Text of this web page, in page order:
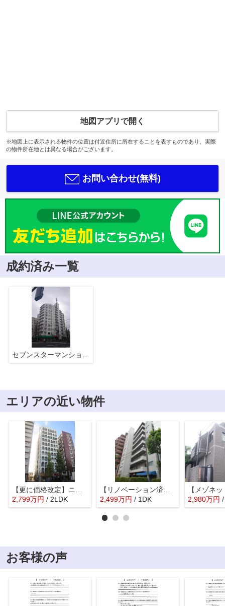
地図アプリで開く
※地図上に表示される物件の位置は付近住所に所在することを表すものであり、実際
の物件所在地とは異なる場合がございます。
お問い合わせ(無料)
成約済み一覧
セブンスターマンション西荻
エリアの近い物件
2,799万円 / 2LDK
【リノベーション済】マンション方南町3階部分
2,499万円 / 1DK 2,980万円
お客様の声